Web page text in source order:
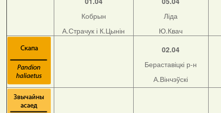
Кобрын
А.Страчук і К.Цынін
Ліда
Ю.Квач
02.04
Бераставіцкі р-н
А.Вінчэўскі